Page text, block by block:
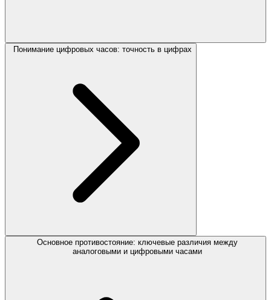
Понимание цифровых часов: точность в цифрах
Основное противостояние: ключевые различия между
аналоговыми и цифровыми часами